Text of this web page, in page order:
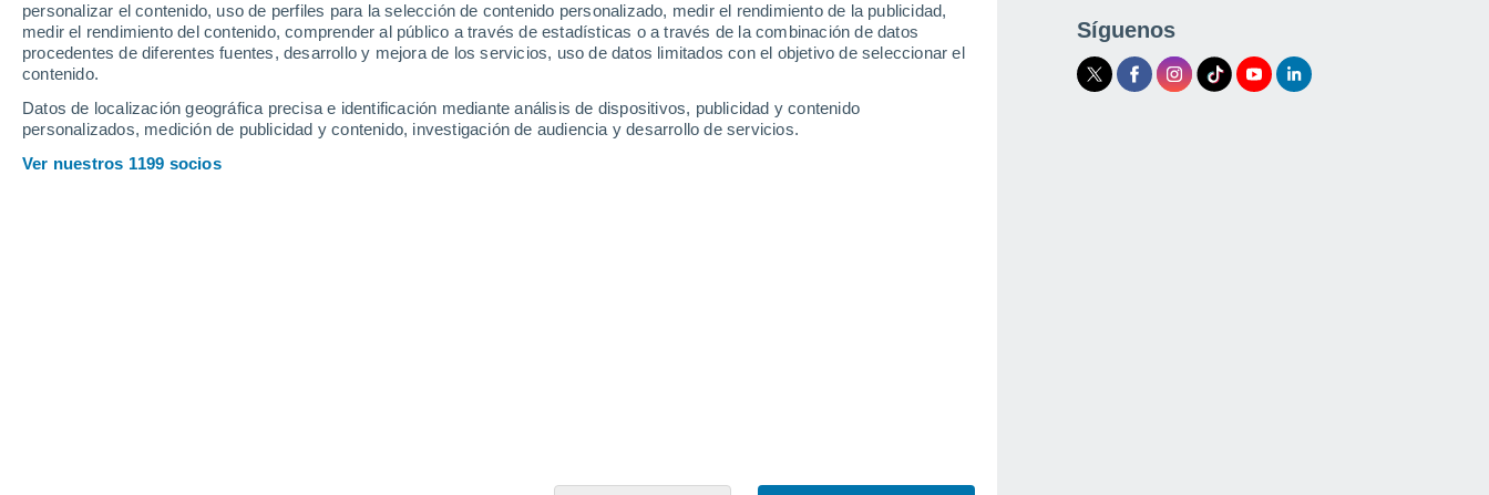
personalizar el contenido, uso de perfiles para la selección de contenido personalizado, medir el rendimiento de la publicidad,
medir el rendimiento del contenido, comprender al público a través de estadísticas o a través de la combinación de datos
procedentes de diferentes fuentes, desarrollo y mejora de los servicios, uso de datos limitados con el objetivo de seleccionar el
contenido.
Datos de localización geográfica precisa e identificación mediante análisis de dispositivos, publicidad y contenido
personalizados, medición de publicidad y contenido, investigación de audiencia y desarrollo de servicios.
Ver nuestros 1199 socios
F
Fayetteville Fort Smith
H
Síguenos